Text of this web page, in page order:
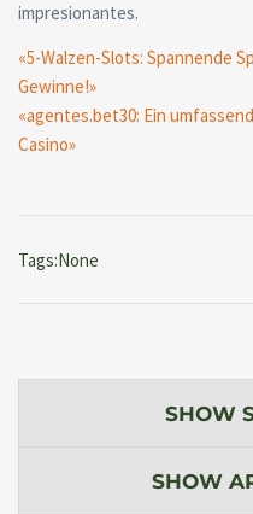
impresionantes.
«5-Walzen-Slots: Spannende
Gewinne!»
«agentes.bet30: Ein
Casino»
Tags:None
SHOW
SHOW